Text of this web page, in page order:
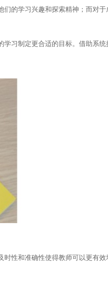
们的学习兴趣和探索精神；而对于
习制定更合适的目标。借助系统
性和准确性使得教师可以更有效